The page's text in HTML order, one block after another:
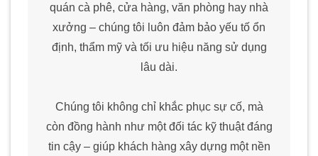
quán cà phê, cửa hàng, văn phòng hay nhà
xưởng – chúng tôi luôn đảm bảo yếu tố ổn
định, thẩm mỹ và tối ưu hiệu năng sử dụng
lâu dài.
Chúng tôi không chỉ khắc phục sự cố, mà
còn đồng hành như một đối tác kỹ thuật đáng
tin cậy – giúp khách hàng xây dựng một nền